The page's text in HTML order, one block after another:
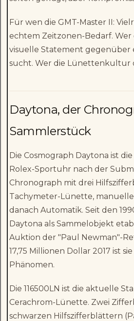
Für wen die GMT-Master II:
echtem Zeitzonen-Bedarf. Wer
visuelle Statement gegenüber
sucht. Wer die Lünettenkultur
Daytona, der
Sammlerstück
Die Cosmograph Daytona ist
Rolex-Sportuhr nach der
Chronograph mit drei
Tachymeter-Lünette,
danach Automatik. Seit den
Daytona als Sammelobjekt
Auktion der "Paul Newman"-
17,75 Millionen Dollar 2017 ist
Phänomen.
Die 116500LN ist die aktuelle
Cerachrom-Lünette. Zwei
schwarzen Hilfszifferblättern